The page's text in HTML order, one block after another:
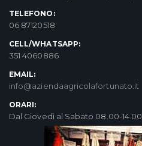
TELEFONO:
06 87120518
CELL/WHATSAPP:
351 4060886
EMAIL:
info@aziendaagricolafortunato.it
ORARI:
Dal Giovedì al Sabato 08.00-14.00